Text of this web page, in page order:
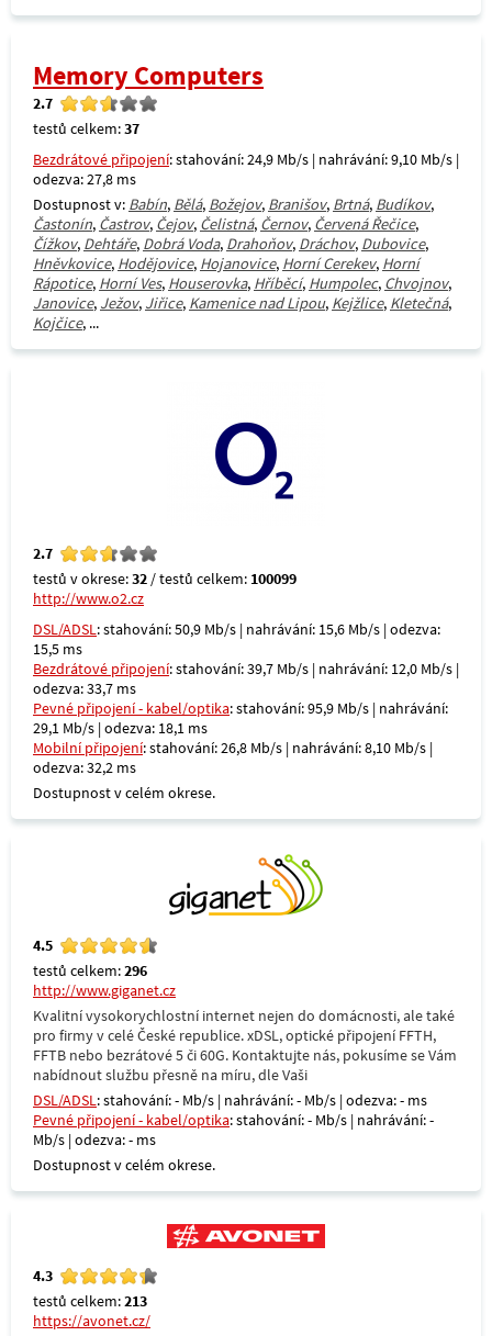
Memory Computers
2.7
testů celkem:37
Bezdrátové připojení: stahování: 24,9 Mb/s | nahrávání: 9,10 Mb/s |
odezva: 27,8 ms
Dostupnost v: Babín, Bělá, Božejov, Branišov, Brtná, Budíkov,
Častonín, Častrov, Čejov, Čelistná, Černov, Červená Řečice,
Čížkov, Dehtáře, Dobrá Voda, Drahoňov, Dráchov, Dubovice,
Hněvkovice, Hodějovice, Hojanovice, Horní Cerekev, Horní
Rápotice, Horní Ves, Houserovka, Hříběcí, Humpolec, Chvojnov,
Janovice, Ježov, Jiřice, Kamenice nad Lipou, Kejžlice, Kletečná,
Kojčice, ...
2.7
testů v okrese:32 / testů celkem: 100099
http://www.o2.cz
DSL/ADSL: stahování: 50,9 Mb/s | nahrávání: 15,6 Mb/s | odezva:
15,5 ms
Bezdrátové připojení: stahování: 39,7 Mb/s | nahrávání: 12,0 Mb/s |
odezva: 33,7 ms
Pevné připojení - kabel/optika: stahování: 95,9 Mb/s | nahrávání:
29,1 Mb/s | odezva: 18,1 ms
Mobilní připojení: stahování: 26,8 Mb/s | nahrávání: 8,10 Mb/s |
odezva: 32,2 ms
Dostupnost v celém okrese.
4.5
testů celkem:296
http://www.giganet.cz
Kvalitní vysokorychlostní internet nejen do domácnosti, ale také
pro firmy v celé České republice. xDSL, optické připojení FFTH,
FFTB nebo bezrátové 5 či 60G. Kontaktujte nás, pokusíme se Vám
nabídnout službu přesně na míru, dle Vaši
DSL/ADSL: stahování: - Mb/s | nahrávání: - Mb/s | odezva: - ms
Pevné připojení - kabel/optika: stahování: - Mb/s | nahrávání: -
Mb/s | odezva: - ms
Dostupnost v celém okrese.
4.3
testů celkem:213
https://avonet.cz/